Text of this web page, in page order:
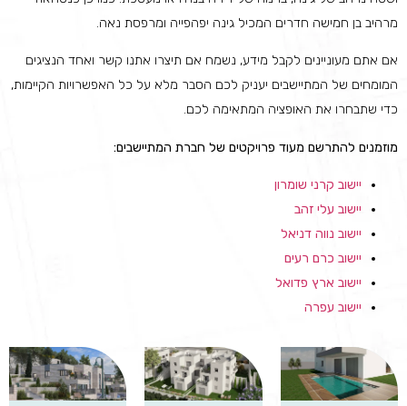
מרהיב בן חמישה חדרים המכיל גינה יפהפייה ומרפסת נאה.
אם אתם מעוניינים לקבל מידע, נשמח אם תיצרו אתנו קשר ואחד הנציגים
המומחים של המתיישבים יעניק לכם הסבר מלא על כל האפשרויות הקיימות,
כדי שתבחרו את האופציה המתאימה לכם.
מוזמנים להתרשם מעוד פרויקטים של חברת המתיישבים:
יישוב קרני שומרון
יישוב עלי זהב
יישוב נווה דניאל
יישוב כרם רעים
יישוב ארץ פדואל
יישוב עפרה